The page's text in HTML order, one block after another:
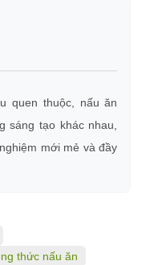
quen thuộc, nấu ăn
sáng tạo khác nhau,
mới mẻ và đầy
thức nấu ăn